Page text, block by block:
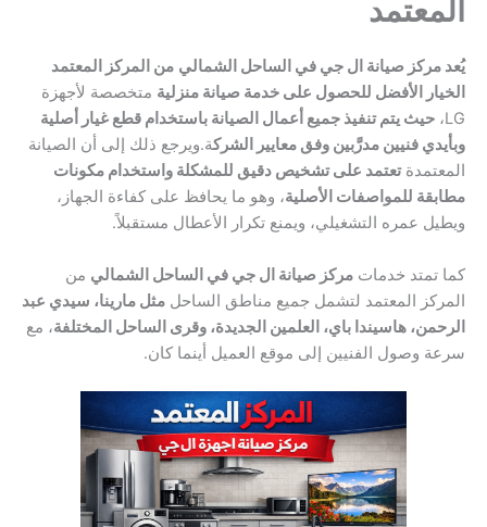
المعتمد
يُعد مركز صيانة ال جي في الساحل الشمالي من المركز المعتمد
الخيار الأفضل للحصول على خدمة صيانة منزلية متخصصة لأجهزة
LG، حيث يتم تنفيذ جميع أعمال الصيانة باستخدام قطع غيار أصلية
وبأيدي فنيين مدرَّبين وفق معايير الشركة.ويرجع ذلك إلى أن الصيانة
المعتمدةتعتمد على تشخيص دقيق للمشكلة واستخدام مكونات
مطابقة للمواصفات الأصلية، وهو ما يحافظ على كفاءة الجهاز،
ويطيل عمره التشغيلي، ويمنع تكرار الأعطال مستقبلاً.
كما تمتد خدمات مركز صيانة ال جي في الساحل الشمالي من
المركز المعتمد لتشمل جميع مناطق الساحل مثل مارينا، سيدي عبد
الرحمن، هاسيندا باي، العلمين الجديدة، وقرى الساحل المختلفة، مع
سرعة وصول الفنيين إلى موقع العميل أينما كان.